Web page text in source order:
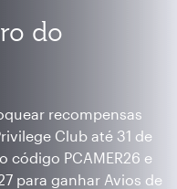
do
recompensas
Club até 31 de
código PCAMER26 e
para ganhar Avios de